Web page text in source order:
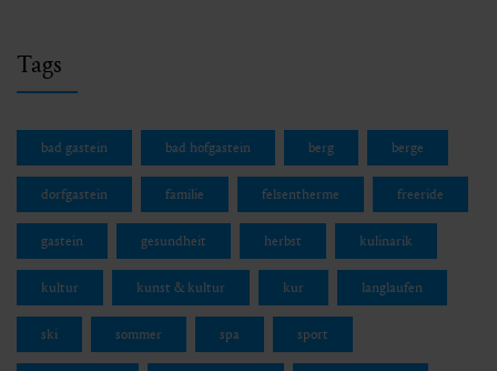
Tags
bad gastein bad hofgastein berg berge
dorfgastein familie felsentherme freeride
gastein gesundheit herbst kulinarik
kultur kunst & kultur kur langlaufen
ski sommer spa sport